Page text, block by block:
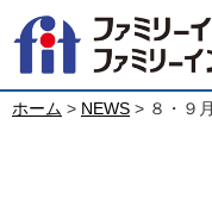
ホーム > NEWS > ８・９